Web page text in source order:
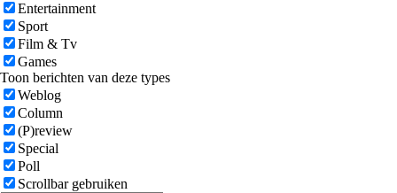
Entertainment
Sport
Film & Tv
Games
Toon berichten van deze types
Weblog
Column
(P)review
Special
Poll
Scrollbar gebruiken